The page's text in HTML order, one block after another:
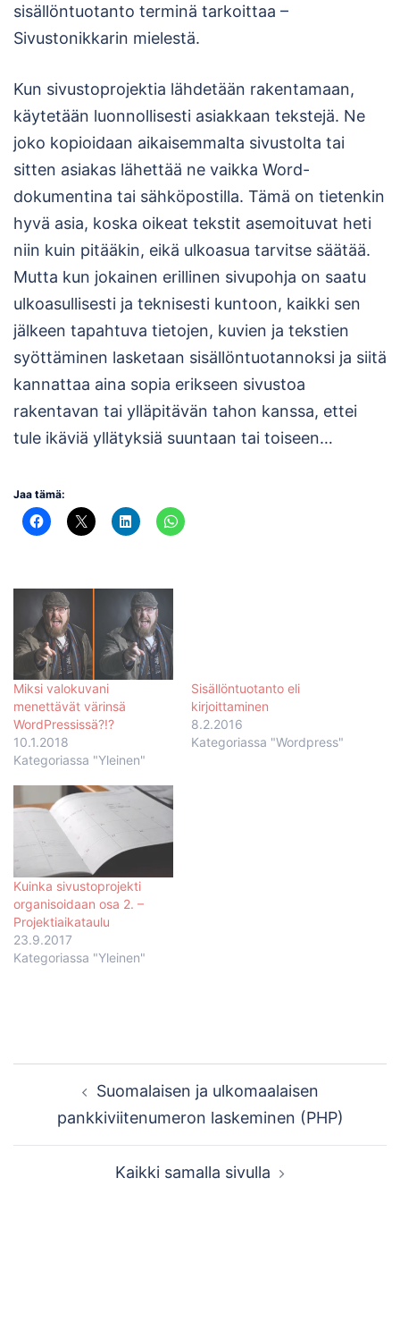
sisällöntuotanto terminä tarkoittaa –
Sivustonikkarin mielestä.
Kun sivustoprojektia lähdetään rakentamaan,
käytetään luonnollisesti asiakkaan tekstejä. Ne
joko kopioidaan aikaisemmalta sivustolta tai
sitten asiakas lähettää ne vaikka Word-
dokumentina tai sähköpostilla. Tämä on tietenkin
hyvä asia, koska oikeat tekstit asemoituvat heti
niin kuin pitääkin, eikä ulkoasua tarvitse säätää.
Mutta kun jokainen erillinen sivupohja on saatu
ulkoasullisesti ja teknisesti kuntoon, kaikki sen
jälkeen tapahtuva tietojen, kuvien ja tekstien
syöttäminen lasketaan sisällöntuotannoksi ja siitä
kannattaa aina sopia erikseen sivustoa
rakentavan tai ylläpitävän tahon kanssa, ettei
tule ikäviä yllätyksiä suuntaan tai toiseen…
Jaa tämä:
Miksi valokuvani
menettävät värinsä
WordPressissä?!?
10.1.2018
Kategoriassa "Yleinen"
Sisällöntuotanto eli
kirjoittaminen
8.2.2016
Kategoriassa "Wordpress"
Kuinka sivustoprojekti
organisoidaan osa 2. –
Projektiaikataulu
23.9.2017
Kategoriassa "Yleinen"
navigationSuomalaisen ja ulkomaalaisen
pankkiviitenumeron laskeminen (PHP)
Kaikki samalla sivulla